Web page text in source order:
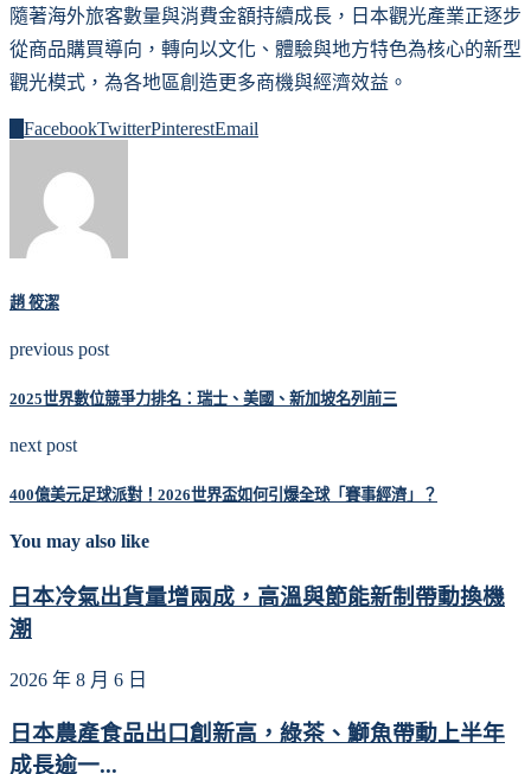
隨著海外旅客數量與消費金額持續成長，日本觀光產業正逐步
從商品購買導向，轉向以文化、體驗與地方特色為核心的新型
觀光模式，為各地區創造更多商機與經濟效益。
FacebookTwitterPinterestEmail
趙 筱潔
previous post
2025世界數位競爭力排名：瑞士、美國、新加坡名列前三
next post
400億美元足球派對！2026世界盃如何引爆全球「賽事經濟」？
You may also like
日本冷氣出貨量增兩成，高溫與節能新制帶動換機
潮
2026 年 8 月 6 日
日本農產食品出口創新高，綠茶、鰤魚帶動上半年
成長逾一...